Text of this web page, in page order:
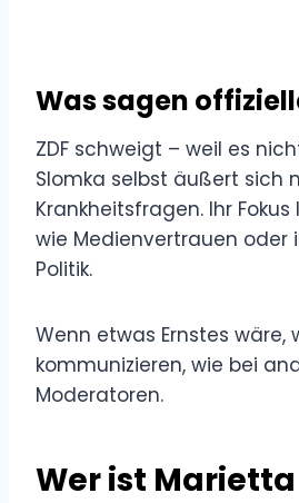
Was sagen
ZDF schweigt – weil es
Slomka selbst äußert sich
Krankheitsfragen. Ihr
wie Medienvertrauen oder
Politik.
Wenn etwas Ernstes wäre,
kommunizieren, wie bei
Moderatoren.
Wer ist